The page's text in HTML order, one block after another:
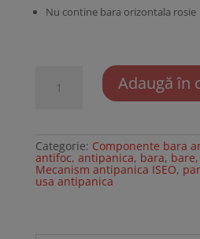
Nu contine bara orizontala rosie
Mecanism
antipanica
Adaugă în
Categorie: Componente bara
antifoc, antipanica, bara, bare,
Mecanism antipanica ISEO,
usa antipanica